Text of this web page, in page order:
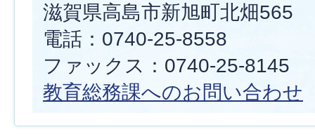
滋賀県高島市新旭町北畑565
電話：0740-25-8558
ファックス：0740-25-8145
教育総務課へのお問い合わせ